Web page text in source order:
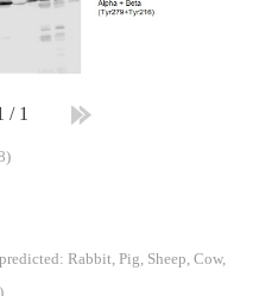
/ 1
Rabbit, Pig, Sheep, Cow,